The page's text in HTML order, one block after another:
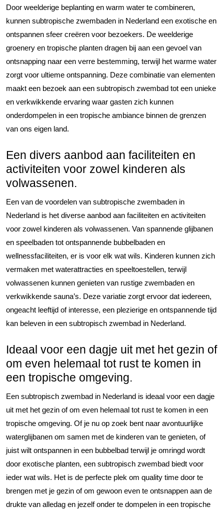
Door weelderige beplanting en warm water te combineren,
kunnen subtropische zwembaden in Nederland een exotische en
ontspannen sfeer creëren voor bezoekers. De weelderige
groenery en tropische planten dragen bij aan een gevoel van
ontsnapping naar een verre bestemming, terwijl het warme water
zorgt voor ultieme ontspanning. Deze combinatie van elementen
maakt een bezoek aan een subtropisch zwembad tot een unieke
en verkwikkende ervaring waar gasten zich kunnen
onderdompelen in een tropische ambiance binnen de grenzen
van ons eigen land.
Een divers aanbod aan faciliteiten en
activiteiten voor zowel kinderen als
volwassenen.
Een van de voordelen van subtropische zwembaden in
Nederland is het diverse aanbod aan faciliteiten en activiteiten
voor zowel kinderen als volwassenen. Van spannende glijbanen
en speelbaden tot ontspannende bubbelbaden en
wellnessfaciliteiten, er is voor elk wat wils. Kinderen kunnen zich
vermaken met waterattracties en speeltoestellen, terwijl
volwassenen kunnen genieten van rustige zwembaden en
verkwikkende sauna’s. Deze variatie zorgt ervoor dat iedereen,
ongeacht leeftijd of interesse, een plezierige en ontspannende tijd
kan beleven in een subtropisch zwembad in Nederland.
Ideaal voor een dagje uit met het gezin of
om even helemaal tot rust te komen in
een tropische omgeving.
Een subtropisch zwembad in Nederland is ideaal voor een dagje
uit met het gezin of om even helemaal tot rust te komen in een
tropische omgeving. Of je nu op zoek bent naar avontuurlijke
waterglijbanen om samen met de kinderen van te genieten, of
juist wilt ontspannen in een bubbelbad terwijl je omringd wordt
door exotische planten, een subtropisch zwembad biedt voor
ieder wat wils. Het is de perfecte plek om quality time door te
brengen met je gezin of om gewoon even te ontsnappen aan de
drukte van alledag en jezelf onder te dompelen in een tropische